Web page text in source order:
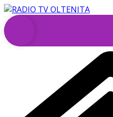
Sari
la
conținut